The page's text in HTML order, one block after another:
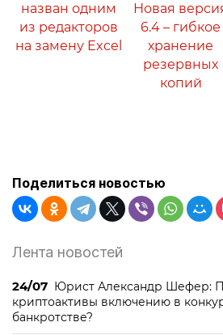
назван одним
из редакторов
на замену Excel
Новая
6.4 – гибкое
хранение
резервных
копий
Поделиться новостью
Лента новостей
24/07 Юрист Александр Шефер:
криптоактивы включению в
банкротстве?